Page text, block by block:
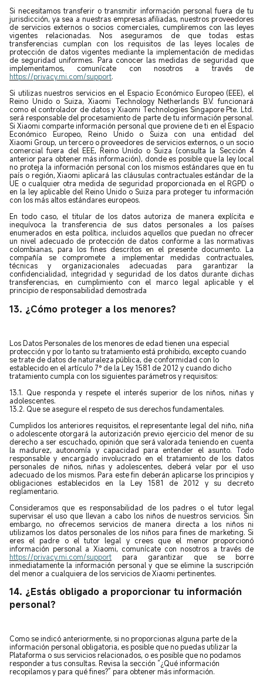
Si necesitamos transferir o transmitir información personal fuera de tu
jurisdicción, ya sea a nuestras empresas afiliadas, nuestros proveedores
de servicios externos o socios comerciales, cumpliremos con las leyes
vigentes relacionadas. Nos aseguramos de que todas estas
transferencias cumplan con los requisitos de las leyes locales de
protección de datos vigentes mediante la implementación de medidas
de seguridad uniformes. Para conocer las medidas de seguridad que
implementamos, comunícate con nosotros a través de
https://privacy.mi.com/support.
Si utilizas nuestros servicios en el Espacio Económico Europeo (EEE), el
Reino Unido o Suiza, Xiaomi Technology Netherlands B.V. funcionará
como el controlador de datos y Xiaomi Technologies Singapore Pte. Ltd.
será responsable del procesamiento de parte de tu información personal.
Si Xiaomi comparte información personal que proviene de ti en el Espacio
Económico Europeo, Reino Unido o Suiza con una entidad del
Xiaomi Group, un tercero o proveedores de servicios externos, o un socio
comercial fuera del EEE, Reino Unido o Suiza (consulta la Sección 4
anterior para obtener más información), donde es posible que la ley local
no proteja la información personal con los mismos estándares que en tu
país o región, Xiaomi aplicará las cláusulas contractuales estándar de la
UE o cualquier otra medida de seguridad proporcionada en el RGPD o
en la ley aplicable del Reino Unido o Suiza para proteger tu información
con los más altos estándares europeos.
En todo caso, el titular de los datos autoriza de manera explícita e
inequívoca la transferencia de sus datos personales a los países
enumerados en esta política, incluidos aquellos que puedan no ofrecer
un nivel adecuado de protección de datos conforme a las normativas
colombianas, para los fines descritos en el presente documento. La
compañía se compromete a implementar medidas contractuales,
técnicas y organizacionales adecuadas para garantizar la
confidencialidad, integridad y seguridad de los datos durante dichas
transferencias, en cumplimiento con el marco legal aplicable y el
principio de responsabilidad demostrada
13. ¿Cómo proteger a los menores?
Los Datos Personales de los menores de edad tienen una especial
protección y por lo tanto su tratamiento está prohibido, excepto cuando
se trate de datos de naturaleza pública, de conformidad con lo
establecido en el artículo 7° de la Ley 1581 de 2012 y cuando dicho
tratamiento cumpla con los siguientes parámetros y requisitos:
13.1. Que responda y respete el interés superior de los niños, niñas y
adolescentes.
13.2. Que se asegure el respeto de sus derechos fundamentales.
Cumplidos los anteriores requisitos, el representante legal del niño, niña
o adolescente otorgará la autorización previo ejercicio del menor de su
derecho a ser escuchado, opinión que será valorada teniendo en cuenta
la madurez, autonomía y capacidad para entender el asunto. Todo
responsable y encargado involucrado en el tratamiento de los datos
personales de niños, niñas y adolescentes, deberá velar por el uso
adecuado de los mismos. Para este fin deberán aplicarse los principios y
obligaciones establecidos en la Ley 1581 de 2012 y su decreto
reglamentario.
Consideramos que es responsabilidad de los padres o el tutor legal
supervisar el uso que llevan a cabo los niños de nuestros servicios. Sin
embargo, no ofrecemos servicios de manera directa a los niños ni
utilizamos los datos personales de los niños para fines de marketing. Si
eres el padre o el tutor legal y crees que el menor proporcionó
información personal a Xiaomi, comunícate con nosotros a través de
https://privacy.mi.com/support para garantizar que se borre
inmediatamente la información personal y que se elimine la suscripción
del menor a cualquiera de los servicios de Xiaomi pertinentes.
14. ¿Estás obligado a proporcionar tu información
personal?
Como se indicó anteriormente, si no proporcionas alguna parte de la
información personal obligatoria, es posible que no puedas utilizar la
Plataforma o sus servicios relacionados, o es posible que no podamos
responder a tus consultas. Revisa la sección “¿Qué información
recopilamos y para qué fines?” para obtener más información.